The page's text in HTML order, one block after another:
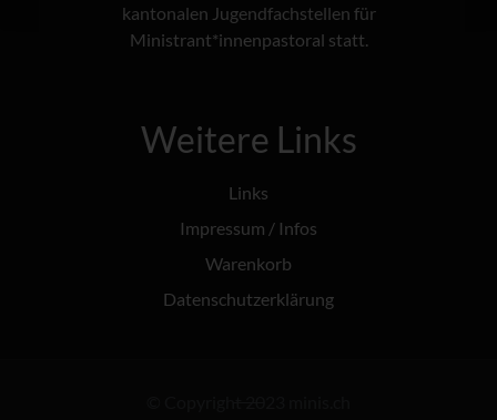
kantonalen Jugendfachstellen für
Ministrant*innenpastoral statt.
Weitere Links
Links
Impressum / Infos
Warenkorb
Datenschutzerklärung